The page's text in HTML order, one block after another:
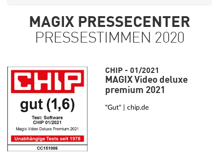
MAGIX PRESSECENTER
PRESSESTIMMEN 2020
CHIP - 01/2021
MAGIX Video deluxe
premium 2021
"Gut" | chip.de